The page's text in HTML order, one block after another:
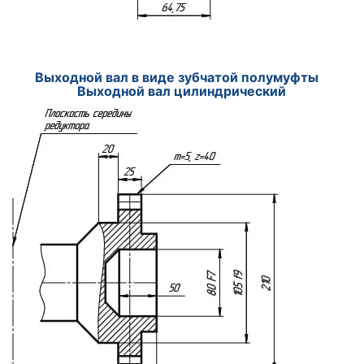
Выходной вал в виде зубчатой полумуфты
Выходной вал цилиндрический